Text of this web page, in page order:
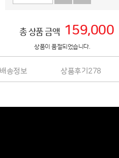
총 상품 금액 159,000
상품이 품절되었습니다.
송정보 상품후기 278